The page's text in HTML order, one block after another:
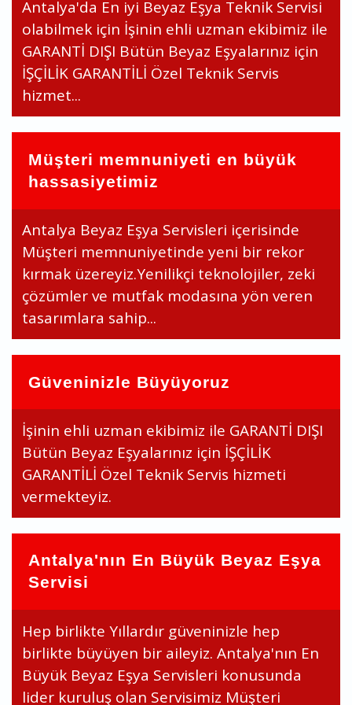
Antalya'da En iyi Beyaz Eşya Teknik Servisi
olabilmek için İşinin ehli uzman ekibimiz ile
GARANTİ DIŞI Bütün Beyaz Eşyalarınız için
İŞÇİLİK GARANTİLİ Özel Teknik Servis
hizmet...
Müşteri memnuniyeti en büyük
hassasiyetimiz
Antalya Beyaz Eşya Servisleri içerisinde
Müşteri memnuniyetinde yeni bir rekor
kırmak üzereyiz.Yenilikçi teknolojiler, zeki
çözümler ve mutfak modasına yön veren
tasarımlara sahip...
Güveninizle Büyüyoruz
İşinin ehli uzman ekibimiz ile GARANTİ DIŞI
Bütün Beyaz Eşyalarınız için İŞÇİLİK
GARANTİLİ Özel Teknik Servis hizmeti
vermekteyiz.
Antalya'nın En Büyük Beyaz Eşya
Servisi
Hep birlikte Yıllardır güveninizle hep
birlikte büyüyen bir aileyiz. Antalya'nın En
Büyük Beyaz Eşya Servisleri konusunda
lider kuruluş olan Servisimiz Müşteri